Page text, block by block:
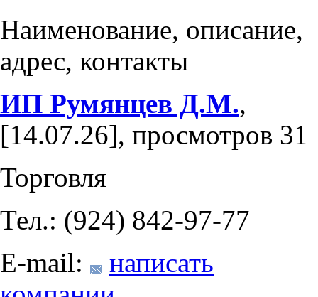
Наименование, описание,
адрес, контакты
ИП Румянцев Д.М.,
[14.07.26], просмотров 31
Торговля
Тел.: (924) 842-97-77
E-mail:
написать